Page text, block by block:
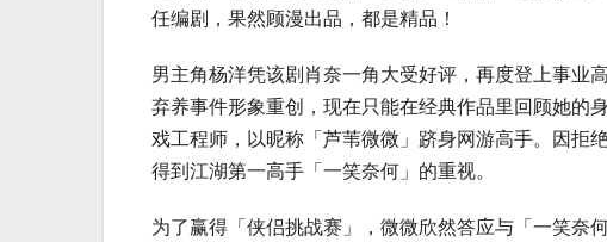
任编剧，果然顾漫出品，都是精品！
男主角杨洋凭该剧肖奈一角大受好评，再度登上事业
弃养事件形象重创，现在只能在经典作品里回顾她的
戏工程师，以昵称「芦苇微微」跻身网游高手。因拒
得到江湖第一高手「一笑奈何」的重视。
为了赢得「侠侣挑战赛」，微微欣然答应与「一笑奈